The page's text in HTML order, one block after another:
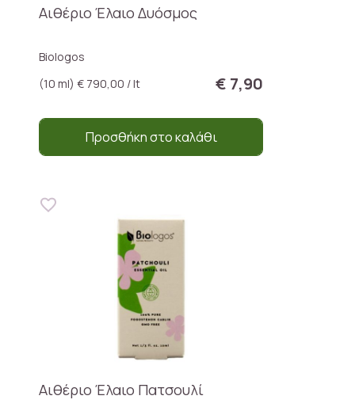
Αιθέριο Έλαιο Δυόσμος
Biologos
(10 ml) € 790,00 / lt
€ 7,90
Προσθήκη στο καλάθι
Αιθέριο Έλαιο Πατσουλί